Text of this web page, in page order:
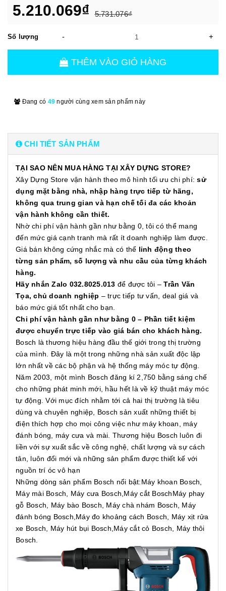
5.210.069₫ 5.731.076₫
Số lượng - +
THÊM VÀO GIỎ HÀNG
Đang có 49 người cùng xem sản phẩm này
CHI TIẾT SẢN PHẨM
TẠI SAO NÊN MUA HÀNG TẠI XÂY DỰNG STORE?
Xây Dựng Store vận hành theo mô hình tối ưu chi phí:sử
dụng mặt bằng nhà, nhập hàng trực tiếp từ hãng,
không qua trung gian và hạn chế tối đa các khoản
vận hành không cần thiết.
Nhờ chi phí vận hành gần như bằng 0, tôi có thể mang
đến mức giá cạnh tranh mà rất ít doanh nghiệp làm được.
Giá bán không cứng nhắc mà có thể linh động theo
từng sản phẩm, số lượng và nhu cầu của từng khách
hàng.
Hãy nhắn Zalo 032.8025.013 để được tôi –Trần Văn
Tọa, chủ doanh nghiệp – trực tiếp tư vấn, deal giá và
báo mức giá tốt nhất cho bạn.
Chi phí vận hành gần như bằng 0 – Phần tiết kiệm
được chuyển trực tiếp vào giá bán cho khách hàng.
Bosch là thương hiệu hàng đầu thế giới trong thị trường
của mình. Đây là một trong những nhà sản xuất độc lập
lớn nhất về các bộ phận và hệ thống máy móc tự động.
Năm 2003, một mình Bosch đăng kí 2,750 bằng sáng chế
cho những phát minh mới, hầu hết là về kỹ thuật máy móc
tự động. Với mục đích nhằm tới cả hai thị trường là tiêu
dùng và chuyên nghiệp, Bosch sản xuất những thiết bị
điện thích hợp cho mọi công việc như máy khoan, máy
đánh bóng, máy cưa và mài. Thương hiệu Bosch luôn đi
liền với sự xuất sắc về công nghệ, chất lượng và sự cách
tân, luôn đổi mới và những sản phẩm được thiết kế với
nguồn trí óc vô hạn
Những dòng sản phẩm Bosch nổi bật:Máy khoan Bosch,
Máy mài Bosch, Máy cưa Bosch,Máy cắt BoschMáy phay
gỗ Bosch, Máy bào Bosch, Máy chà nhám Bosch, Máy
đánh bóng Bosch,Máy đo khoảng cách Bosch, Máy xịt rửa
xe Bosch, Máy hút bụi Bosch,Máy cắt cỏ Bosch, Máy thôi
Bosch.